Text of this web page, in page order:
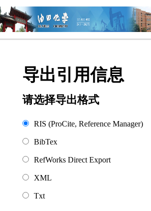
导出引用信息
请选择导出格式
RIS (ProCite, Reference Manager)
BibTex
RefWorks Direct Export
XML
Txt